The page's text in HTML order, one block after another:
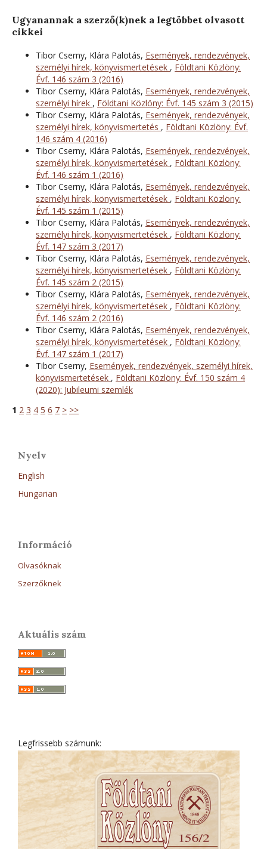
Ugyanannak a szerző(k)nek a legtöbbet olvasott
cikkei
Tibor Cserny, Klára Palotás, Események, rendezvények,
személyi hírek, könyvismertetések , Földtani Közlöny:
Évf. 146 szám 3 (2016)
Tibor Cserny, Klára Palotás, Események, rendezvények,
személyi hírek , Földtani Közlöny: Évf. 145 szám 3 (2015)
Tibor Cserny, Klára Palotás, Események, rendezvények,
személyi hírek, könyvismertetés , Földtani Közlöny: Évf.
146 szám 4 (2016)
Tibor Cserny, Klára Palotás, Események, rendezvények,
személyi hírek, könyvismertetések , Földtani Közlöny:
Évf. 146 szám 1 (2016)
Tibor Cserny, Klára Palotás, Események, rendezvények,
személyi hírek, könyvismertetések , Földtani Közlöny:
Évf. 145 szám 1 (2015)
Tibor Cserny, Klára Palotás, Események, rendezvények,
személyi hírek, könyvismertetések , Földtani Közlöny:
Évf. 147 szám 3 (2017)
Tibor Cserny, Klára Palotás, Események, rendezvények,
személyi hírek, könyvismertetések , Földtani Közlöny:
Évf. 145 szám 2 (2015)
Tibor Cserny, Klára Palotás, Események, rendezvények,
személyi hírek, könyvismertetések , Földtani Közlöny:
Évf. 146 szám 2 (2016)
Tibor Cserny, Klára Palotás, Események, rendezvények,
személyi hírek, könyvismertetések , Földtani Közlöny:
Évf. 147 szám 1 (2017)
Tibor Cserny, Események, rendezvények, személyi hírek,
könyvismertetések , Földtani Közlöny: Évf. 150 szám 4
(2020): Jubileumi szemlék
1 2 3 4 5 6 7 > >>
Nyelv
English
Hungarian
Információ
Olvasóknak
Szerzőknek
Aktuális szám
Legfrissebb számunk: